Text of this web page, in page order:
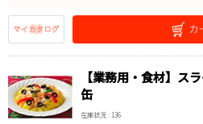
【業務用・食材】ス
缶
在庫状況 : 136